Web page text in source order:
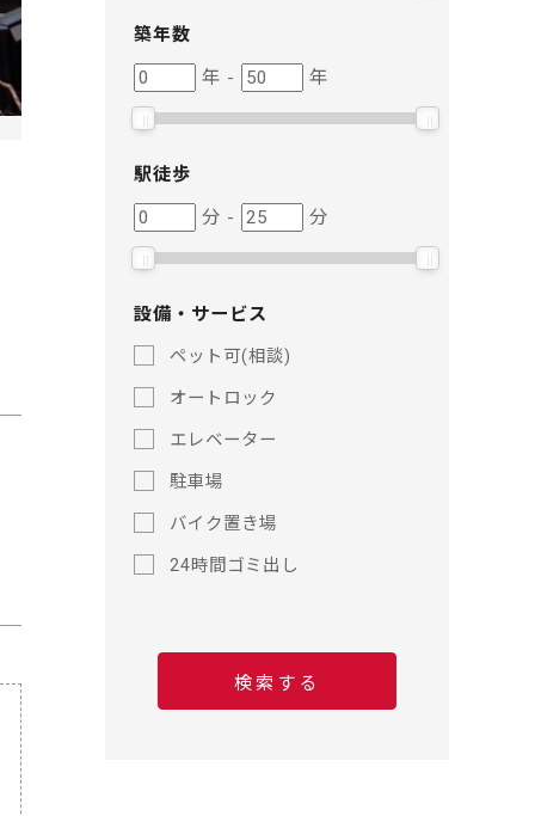
築年数
築
年
年 -
築
年
年
駅徒歩
駅
徒
分 -
駅
徒
分
設備・サービス
ペット可(相談)
オートロック
エレベーター
駐車場
バイク置き場
24時間ゴミ出し